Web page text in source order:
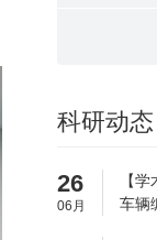
科研动态
26
06月
【
车辆